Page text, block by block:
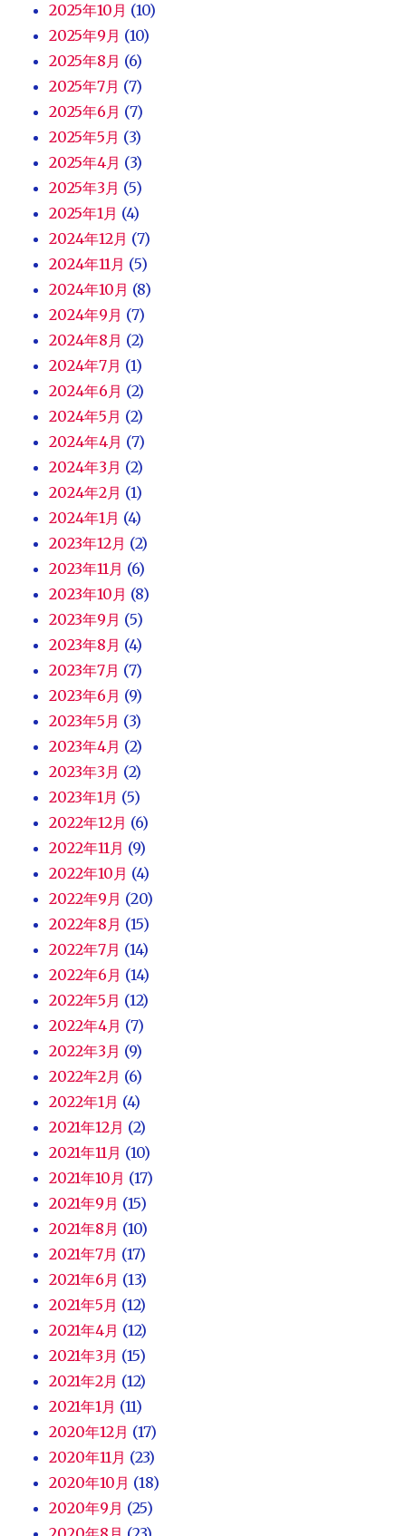
2025年10月 (10)
2025年9月 (10)
2025年8月 (6)
2025年7月 (7)
2025年6月 (7)
2025年5月 (3)
2025年4月 (3)
2025年3月 (5)
2025年1月 (4)
2024年12月 (7)
2024年11月 (5)
2024年10月 (8)
2024年9月 (7)
2024年8月 (2)
2024年7月 (1)
2024年6月 (2)
2024年5月 (2)
2024年4月 (7)
2024年3月 (2)
2024年2月 (1)
2024年1月 (4)
2023年12月 (2)
2023年11月 (6)
2023年10月 (8)
2023年9月 (5)
2023年8月 (4)
2023年7月 (7)
2023年6月 (9)
2023年5月 (3)
2023年4月 (2)
2023年3月 (2)
2023年1月 (5)
2022年12月 (6)
2022年11月 (9)
2022年10月 (4)
2022年9月 (20)
2022年8月 (15)
2022年7月 (14)
2022年6月 (14)
2022年5月 (12)
2022年4月 (7)
2022年3月 (9)
2022年2月 (6)
2022年1月 (4)
2021年12月 (2)
2021年11月 (10)
2021年10月 (17)
2021年9月 (15)
2021年8月 (10)
2021年7月 (17)
2021年6月 (13)
2021年5月 (12)
2021年4月 (12)
2021年3月 (15)
2021年2月 (12)
2021年1月 (11)
2020年12月 (17)
2020年11月 (23)
2020年10月 (18)
2020年9月 (25)